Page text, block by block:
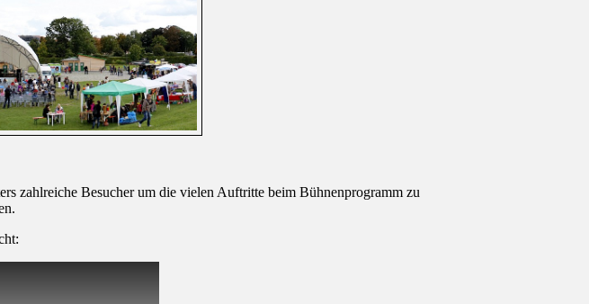
zahlreiche Besucher um die vielen Auftritte beim Bühnenprogramm zu